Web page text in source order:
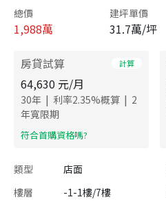
總價
1,988萬
建坪單價
31.7萬/坪
房貸試算 計算
64,630 元/月
30年 | 利率2.35%概算 | 2
年寬限期
​符合首購資格嗎?
類型 店面
樓層
-1-1樓/7樓